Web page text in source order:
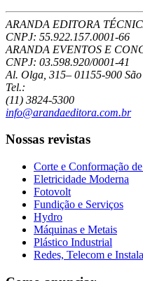
ARANDA EDITORA
CNPJ: 55.922.157.0001-66
ARANDA EVENTOS E
CNPJ: 03.598.920/0001-41
Al. Olga, 315– 01155-900
Tel.:
(11) 3824-5300
info@arandaeditora.com.br
Nossas revistas
Corte e Conformação
Eletricidade Moderna
Fotovolt
Fundição e Serviços
Hydro
Máquinas e Metais
Plástico Industrial
Redes, Telecom e